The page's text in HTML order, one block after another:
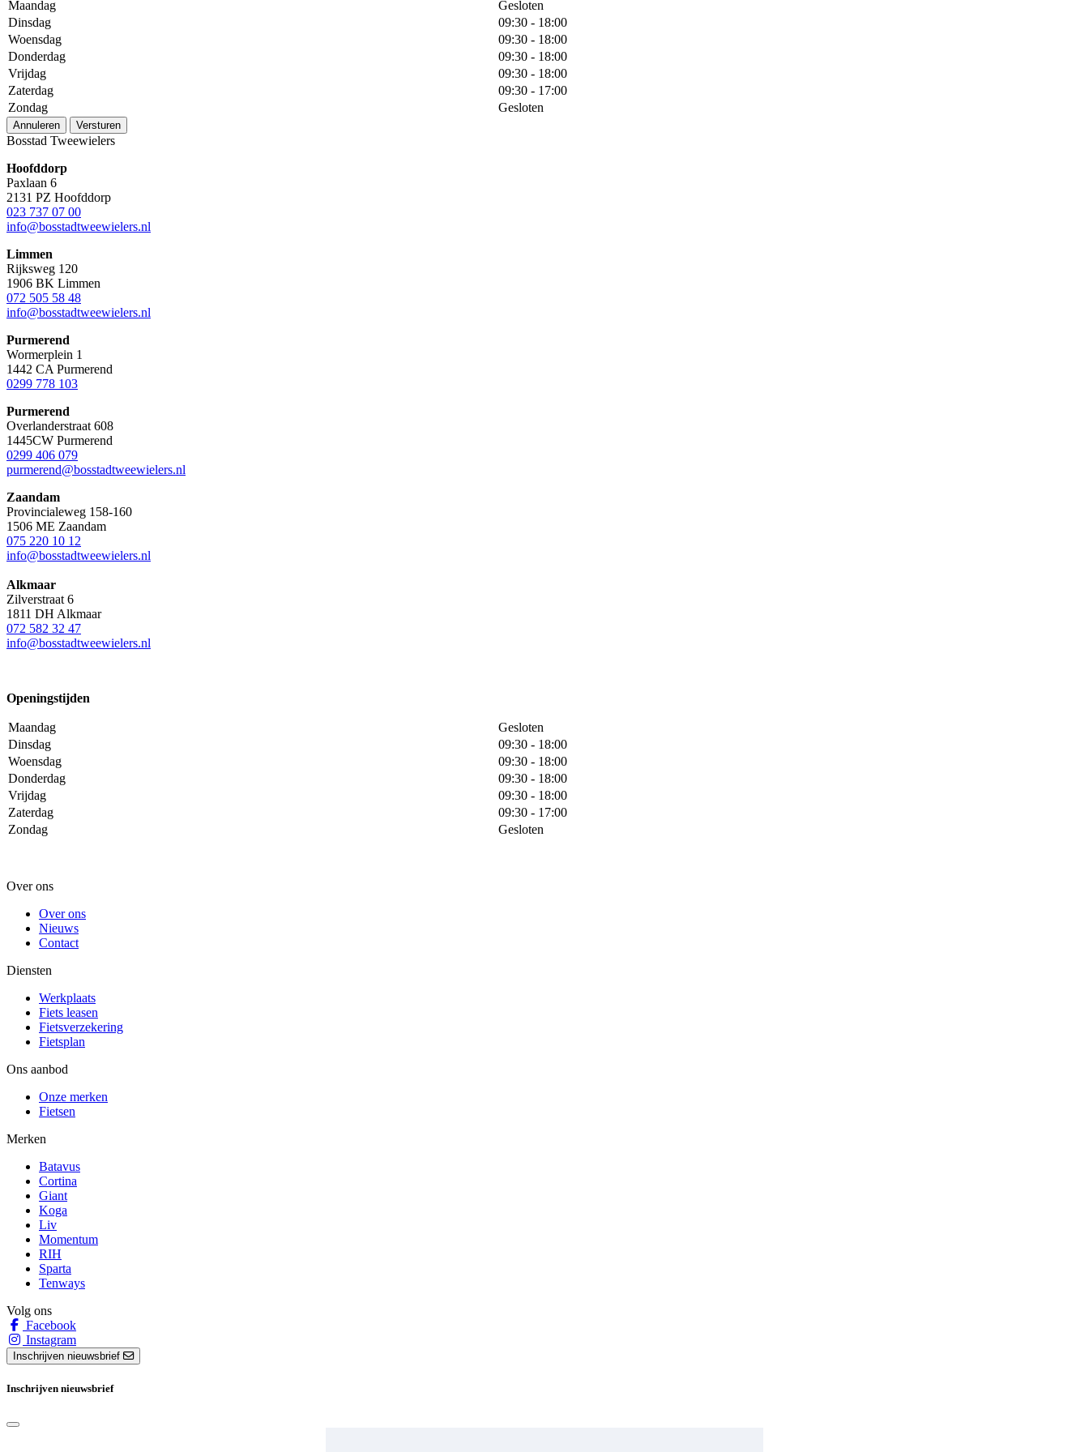
Maandag
Gesloten
Dinsdag
09:30 - 18:00
Woensdag
09:30 - 18:00
Donderdag
09:30 - 18:00
Vrijdag
09:30 - 18:00
Zaterdag
09:30 - 17:00
Zondag
Gesloten
Annuleren Versturen
Bosstad Tweewielers
Hoofddorp
Paxlaan 6
2131 PZ Hoofddorp
023 737 07 00
info@bosstadtweewielers.nl
Limmen
Rijksweg 120
1906 BK Limmen
072 505 58 48
info@bosstadtweewielers.nl
Purmerend
Wormerplein 1
1442 CA Purmerend
0299 778 103
Purmerend
Overlanderstraat 608
1445CW Purmerend
0299 406 079
purmerend@bosstadtweewielers.nl
Zaandam
Provincialeweg 158-160
1506 ME Zaandam
075 220 10 12
info@bosstadtweewielers.nl
Alkmaar
Zilverstraat 6
1811 DH Alkmaar
072 582 32 47
info@bosstadtweewielers.nl
Openingstijden
Maandag
Gesloten
Dinsdag
09:30 - 18:00
Woensdag
09:30 - 18:00
Donderdag
09:30 - 18:00
Vrijdag
09:30 - 18:00
Zaterdag
09:30 - 17:00
Zondag
Gesloten
Over ons
Over ons
Nieuws
Contact
Diensten
Werkplaats
Fiets leasen
Fietsverzekering
Fietsplan
Ons aanbod
Onze merken
Fietsen
Merken
Batavus
Cortina
Giant
Koga
Liv
Momentum
RIH
Sparta
Tenways
Volg ons
Facebook
Instagram
Inschrijven nieuwsbrief
Inschrijven nieuwsbrief